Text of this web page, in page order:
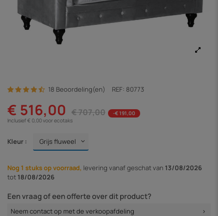
18 Beoordeling(en) REF: 80773
€ 516,00 € 707,00
-€ 191,00
Inclusief € 0,00 voor ecotaks
Kleur :
Nog 1 stuks op voorraad, levering vanafgeschat van 13/08/2026
tot 18/08/2026
Een vraag of een offerte over dit product?
Neem contact op met de verkoopafdeling